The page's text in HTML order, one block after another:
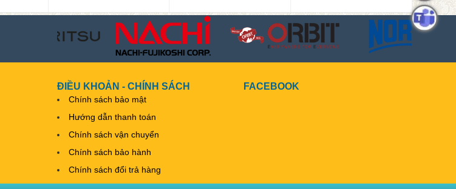
ĐIỀU KHOẢN - CHÍNH SÁCH
Chính sách bảo mật
Hướng dẫn thanh toán
Chính sách vận chuyển
Chính sách bảo hành
Chính sách đổi trả hàng
FACEBOOK